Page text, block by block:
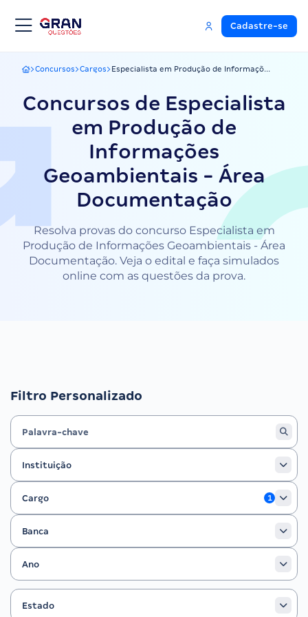
Cadastre-se
Gran Questões
Concursos Cargos Especialista em Produção de Informaçõ...
Concursos de Especialista
em Produção de
Informações
Geoambientais - Área
Documentação
Resolva provas do concurso Especialista em
Produção de Informações Geoambientais - Área
Documentação. Veja o edital e faça simulados
online com as questões da prova.
Filtro Personalizado
Instituição
Instituição
Cargo
Cargo
1
Banca
Banca
Ano
Ano
Filtrar por Estado
Estado
Estado